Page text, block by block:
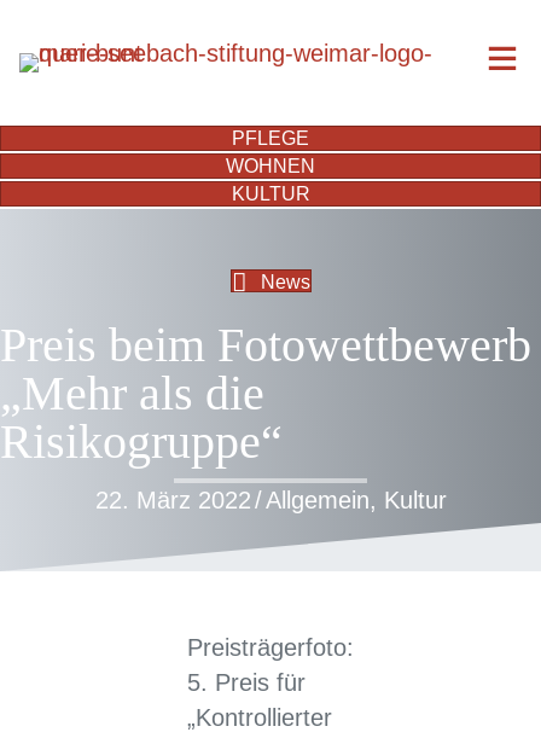
PFLEGE
WOHNEN
KULTUR
News
Preis beim Fotowettbewerb
„Mehr als die
Risikogruppe“
22. März 2022/Allgemein, Kultur
Preisträgerfoto:
5. Preis für
„Kontrollierter